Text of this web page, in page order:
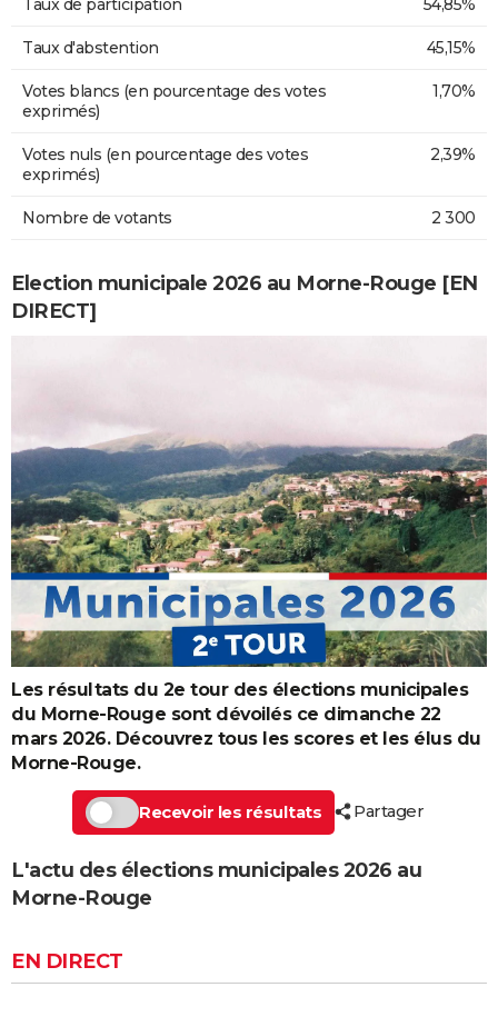
Taux de participation 54,85%
Taux d'abstention 45,15%
Votes blancs (en pourcentage des votes
exprimés)
1,70%
Votes nuls (en pourcentage des votes
exprimés)
2,39%
Nombre de votants 2 300
Election municipale 2026 au Morne-Rouge [EN
DIRECT]
Les résultats du 2e tour des élections municipales
du Morne-Rouge sont dévoilés ce dimanche 22
mars 2026. Découvrez tous les scores et les élus du
Morne-Rouge.
Recevoir les résultats Partager
L'actu des élections municipales 2026 au
Morne-Rouge
EN DIRECT